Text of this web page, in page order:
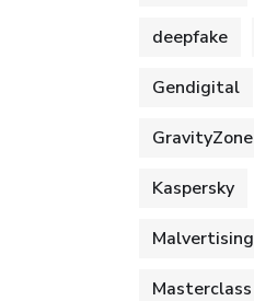
deepfake
Gendigital
GravityZone
Kaspersky
Malvertising
Masterclass